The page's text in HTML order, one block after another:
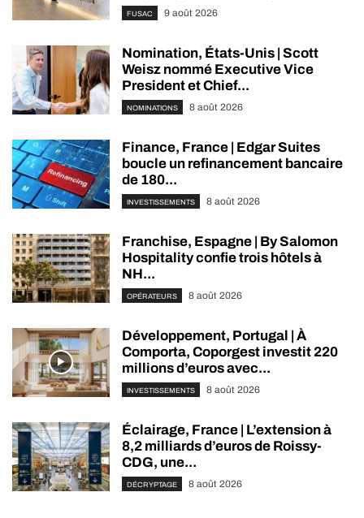
FUSAC 9 août 2026
Nomination, États-Unis | Scott
Weisz nommé Executive Vice
President et Chief...
NOMINATIONS 8 août 2026
Finance, France | Edgar Suites
boucle un refinancement bancaire
de 180...
INVESTISSEMENTS 8 août 2026
Franchise, Espagne | By Salomon
Hospitality confie trois hôtels à
NH...
OPÉRATEURS 8 août 2026
Développement, Portugal | À
Comporta, Coporgest investit 220
millions d’euros avec...
INVESTISSEMENTS 8 août 2026
Éclairage, France | L’extension à
8,2 milliards d’euros de Roissy-
CDG, une...
DÉCRYPTAGE 8 août 2026